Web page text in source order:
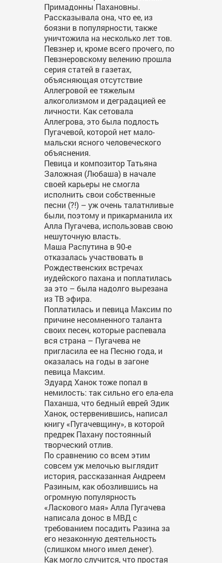
Примадонны Пахановны.
Рассказывала она, что ее, из
боязни в популярности, также
уничтожила на несколько лет тов.
Певзнер и, кроме всего прочего, по
Певзнеровскому велению прошла
серия статей в газетах,
объясняющая отсутствие
Аллегровой ее тяжелым
алкоголизмом и деградацией ее
личности. Как сетовала
Аллегрова, это была подлость
Пугачевой, которой нет мало-
мальски ясного человеческого
объяснения.
Певица и композитор Татьяна
Заложная (Любаша) в начале
своей карьеры не смогла
исполнить свои собственные
песни (?!) – уж очень талатнливые
были, поэтому и прикарманила их
Алла Пугачева, использовав свою
нешуточную власть.
Маша Распутина в 90-е
отказалась участвовать в
Рождественских встречах
иудейского пахана и поплатилась
за это – была надолго вырезана
из ТВ эфира.
Поплатилась и певица Максим по
причине несомненного таланта
своих песен, которые распевала
вся страна – Пугачева не
пригласила ее на Песню года, и
оказалась на годы в загоне
певица Максим.
Эдуард Ханок тоже попал в
немилость: так сильно его ела-ела
Паханша, что бедный еврей Эдик
Ханок, остервенившись, написал
книгу «Пугачевщину», в которой
предрек Пахану постоянный
творческий отлив.
По сравнению со всем этим
совсем уж мелочью выглядит
история, рассказанная Андреем
Разиным, как обозлившись на
огромную популярность
«Ласкового мая» Алла Пугачева
написала донос в МВД с
требованием посадить Разина за
его незаконную деятельность
(слишком много имел денег).
Как могло случится, что простая